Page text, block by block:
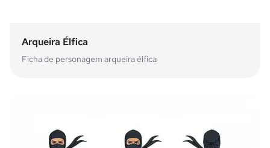
Arqueira Élfica
Ficha de personagem arqueira élfica